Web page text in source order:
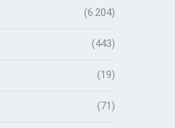
(6.204)
(443)
(19)
(71)